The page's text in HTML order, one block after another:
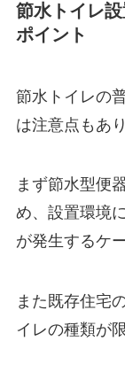
節水トイレ
ポイント
節水トイレの
は注意点もあ
まず節水型便
め、設置環境
が発生するケ
また既存住宅
イレの種類が